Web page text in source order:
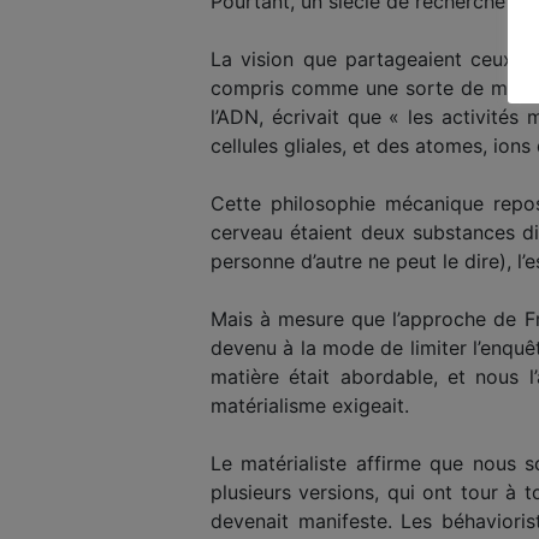
La vision que partageaient ceux
compris comme une sorte de
l’ADN, écrivait que « les activités
cellules gliales, et des atomes,
Cette philosophie mécanique
cerveau étaient deux substances
personne d’autre ne peut le dire),
Mais à mesure que l’approche de
devenu à la mode de limiter
matière était abordable, et nous
matérialisme exigeait.
Le matérialiste affirme que nous
plusieurs versions, qui ont tour à
devenait manifeste. Les